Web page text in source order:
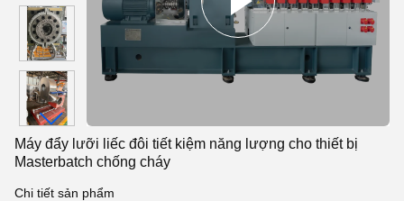
Máy đẩy lưỡi liếc đôi tiết kiệm năng lượng cho thiết bị
Masterbatch chống cháy
Chi tiết sản phẩm